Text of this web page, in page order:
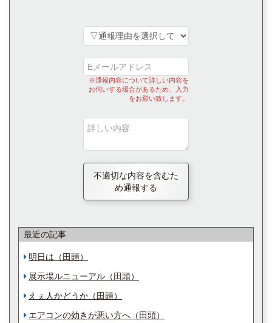
※通報内容について詳しい内容を
お伺いする場合があるため、入力
をお願い致します。
不適切な内容を含むた
め通報する
最近の記事
明日は（田頭）
展示場ルニューアル（田頭）
えぇ人かどうか（田頭）
エアコンの効きが悪い方へ（田頭）